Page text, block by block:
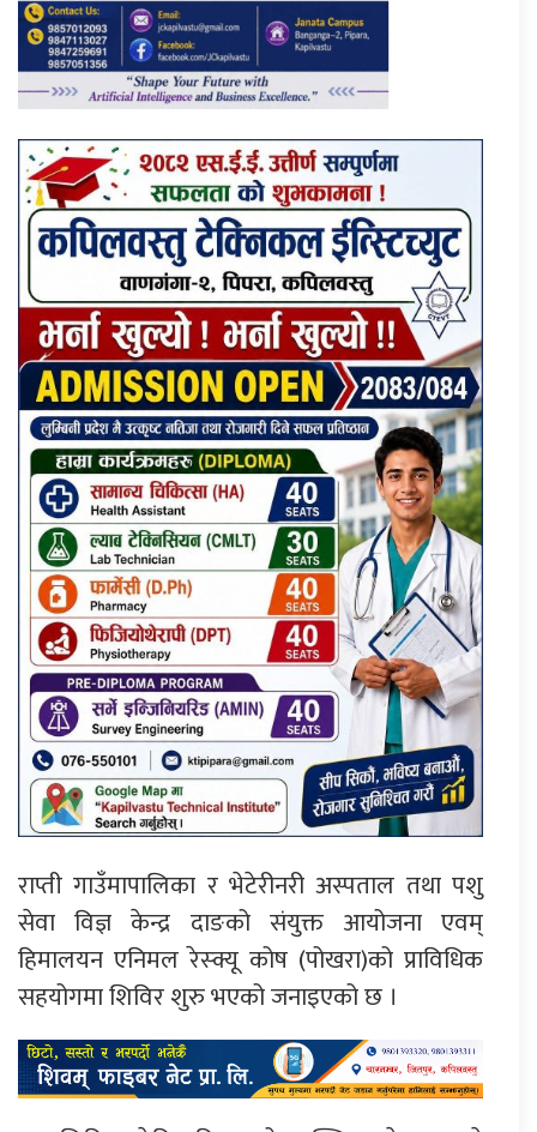
राप्ती गाउँमापालिका र भेटेरीनरी अस्पताल तथा पशु
सेवा विज्ञ केन्द्र दाङको संयुक्त आयोजना एवम्
हिमालयन एनिमल रेस्क्यू कोष (पोखरा)को प्राविधिक
सहयोगमा शिविर शुरु भएको जनाइएको छ ।